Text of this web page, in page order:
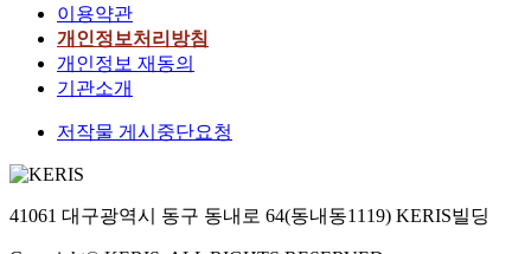
이용약관
개인정보처리방침
개인정보 재동의
기관소개
저작물 게시중단요청
41061 대구광역시 동구 동내로 64(동내동1119) KERIS빌딩